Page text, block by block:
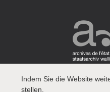
Indem Sie die Website
stellen.